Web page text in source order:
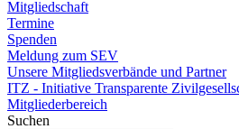
Mitgliedschaft
Termine
Spenden
Meldung zum SEV
Unsere Mitgliedsverbände und Partner
ITZ - Initiative Transparente
Mitgliederbereich
Suchen